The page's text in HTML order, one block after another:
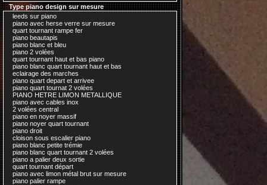
Type piano design sur mesure
leeds sur piano
piano avec herse verre sur mesure
quart tournant rampe fer
piano beautapis
piano blanc et bleu
piano 2 volées
quart tournant haut et bas piano
piano blanc quart tournant haut et bas
eclairage des marches
piano quart depart et arrivee
piano quart tournat 2 volées
PIANO HETRE LIMON METALLIQUE
piano avec cables inox
2 volées central
piano en noyer massif
piano noyer quart tournant
piano droit
cloison sous escalier piano
piano blanc petite trémie
piano blanc quart tournant 2 volées
piano a palier deux sortie
quart tournant départ
piano avec limon métal brut sur mesure
piano palier rampe